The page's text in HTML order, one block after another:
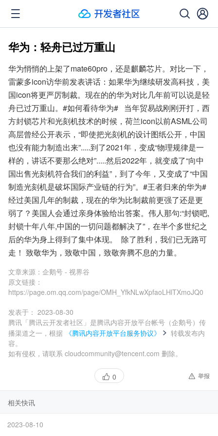
华为：轻舟已过万重山
华为悄悄的上架了mate60pro，还是麒麟芯片。对比一下，
雷蒙多icon访华前发表讲话：如果华为继续研发高科技，美
国icon将更严厉制裁。现在的的华为对比几年前可以说是轻
舟已过万重山。#如何看待华为#   当年贸易战刚刚开打，西
方封锁芯片和光刻机技术的时候，荷兰icon以前ASML公司
高层曾经公开表示，“即使把光刻机的设计图纸公开，中国
也没有能力制造出来”.....到了2021年，变成“物理规律是一
样的，讲话不要那么绝对”.....然后2022年，就变成了“向中
国出售光刻机符合我们的利益”，到了今年，又变成了“中国
制造光刻机是破坏国际产业链的行为”。#王者归来的华为#
经过美国几年的制裁，现在的华为比制裁前更强了还是更
弱了？美国人会通过亲身体验给出答案。伟人那句:“封锁吧,
封锁十年八年,中国的一切问题都解决了”，在半个多世纪之
后的华为身上得到了集中体现。  除了胜利，我们已无路可
走！ 致敬华为，致敬中国，致敬奔腾不息的力量。
文章来源： 企鹅号 - 视界谷
原文链接：
https://page.om.qq.com/page/OMH_YfkNLwXpfaoLHlTXmoJQ0
发表于： 2023-08-30
腾讯「腾讯云开发者社区」是腾讯内容开放平台帐号（企鹅号）传
播渠道之一，根据
《腾讯内容开放平台服务协议》
转载发布内
容。
如有侵权，请联系 cloudcommunity@tencent.com 删除。
0 举报
相关快讯
2023-08-10